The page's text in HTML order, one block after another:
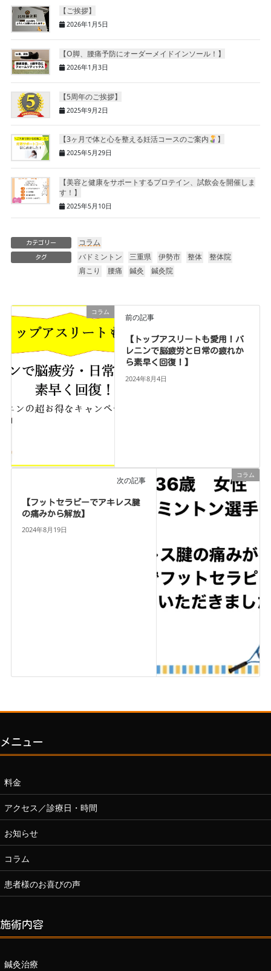
【ご挨拶】
2026年1月5日
【O脚、腰痛予防にオーダーメイドインソール！】
2026年1月3日
【5周年のご挨拶】
2025年9月2日
【3ヶ月で体と心を整える妊活コースのご案内 】
2025年5月29日
【美容と健康をサポートするプロテイン、試飲会を開催しま
す！】
2025年5月10日
カテゴリー コラム
タグ バドミントン 三重県 伊勢市 整体
整体院
肩こり
腰痛 鍼灸 鍼灸院
コラム
前の記事
【トップアスリートも愛用！バ
レニンで脳疲労と日常の疲れか
ら素早く回復！】
2024年8月4日
コラム
次の記事
【フットセラピーでアキレス腱
の痛みから解放】
2024年8月19日
メニュー
料金
アクセス／診療日・時間
お知らせ
コラム
患者様のお喜びの声
施術内容
鍼灸治療